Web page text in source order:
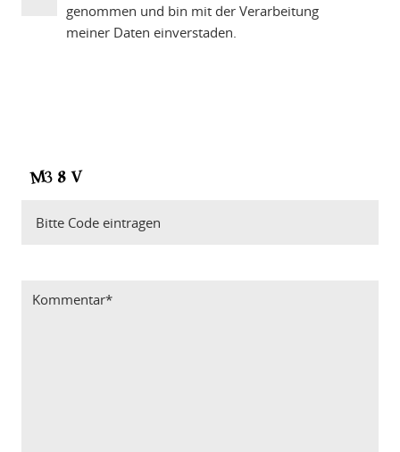
genommen und bin mit der Verarbeitung
meiner Daten einverstaden.